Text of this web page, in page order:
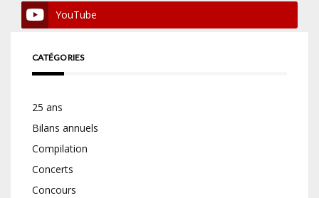
YouTube
CATÉGORIES
25 ans
Bilans annuels
Compilation
Concerts
Concours